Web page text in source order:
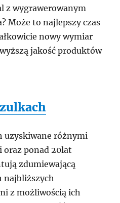
z wygrawerowanym
Może to najlepszy czas
nowy wymiar
jakość produktów
uzyskiwane różnymi
ponad 20lat
zdumiewającą
najbliższych
z możliwością ich